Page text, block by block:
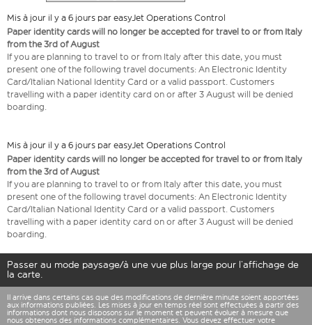
Mis à jour il y a 6 jours par easyJet Operations Control
Paper identity cards will no longer be accepted for travel to or from Italy
from the 3rd of August
If you are planning to travel to or from Italy after this date, you must
present one of the following travel documents: An Electronic Identity
Card/Italian National Identity Card or a valid passport. Customers
travelling with a paper identity card on or after 3 August will be denied
boarding.
Mis à jour il y a 6 jours par easyJet Operations Control
Paper identity cards will no longer be accepted for travel to or from Italy
from the 3rd of August
If you are planning to travel to or from Italy after this date, you must
present one of the following travel documents: An Electronic Identity
Card/Italian National Identity Card or a valid passport. Customers
travelling with a paper identity card on or after 3 August will be denied
boarding.
Passer au mode paysage/à une vue plus large pour l’affichage de
la carte.
Il arrive dans certains cas que des modifications de dernière minute soient apportées
aux informations publiées. Les mises à jour en temps réel sont effectuées à partir des
informations dont nous disposons sur le moment et peuvent évoluer à mesure que
nous obtenons des informations complémentaires. Vous devez effectuer votre